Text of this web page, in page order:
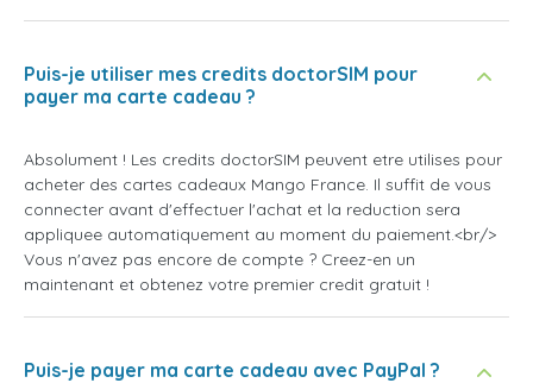
Puis-je utiliser mes credits doctorSIM pour
payer ma carte cadeau ?
Absolument ! Les credits doctorSIM peuvent etre utilises pour
acheter des cartes cadeaux Mango France. Il suffit de vous
connecter avant d'effectuer l'achat et la reduction sera
appliquee automatiquement au moment du paiement.<br/>
Vous n'avez pas encore de compte ? Creez-en un
maintenant et obtenez votre premier credit gratuit !
Puis-je payer ma carte cadeau avec PayPal ?